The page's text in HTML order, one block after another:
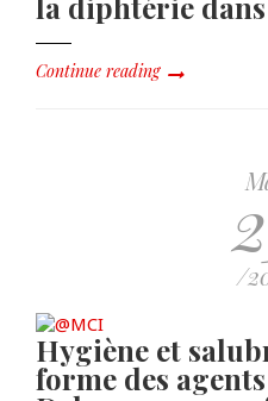
la diphtérie dans
Continue reading
/
Hygiène et
forme des